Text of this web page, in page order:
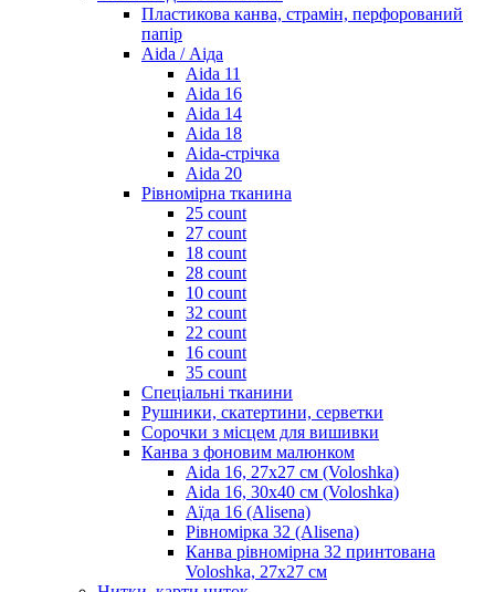
Пластикова канва, страмін, перфорований
папір
Aida / Аіда
Aida 11
Aida 16
Aida 14
Aida 18
Aida-стрічка
Aida 20
Рівномірна тканина
25 count
27 count
18 count
28 count
10 count
32 count
22 count
16 count
35 count
Спеціальні тканини
Рушники, скатертини, серветки
Сорочки з місцем для вишивки
Канва з фоновим малюнком
Aida 16, 27х27 см (Voloshka)
Aida 16, 30х40 см (Voloshka)
Аїда 16 (Alisena)
Рівномірка 32 (Alisena)
Канва рівномірна 32 принтована
Voloshka, 27х27 см